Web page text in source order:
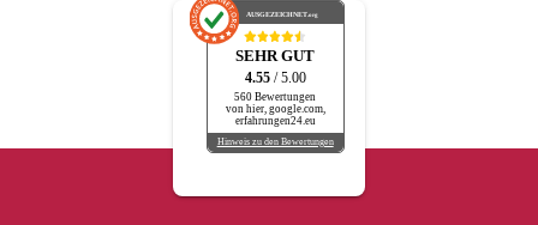
AUSGEZEICHNET.org
SEHR GUT
4.55 / 5.00
560 Bewertungen
von hier, google.com,
erfahrungen24.eu
Hinweis zu den Bewertungen